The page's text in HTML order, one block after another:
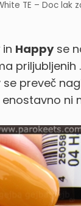
TE – Doc lak
in Happyse
priljubljenih
se preveč
ni